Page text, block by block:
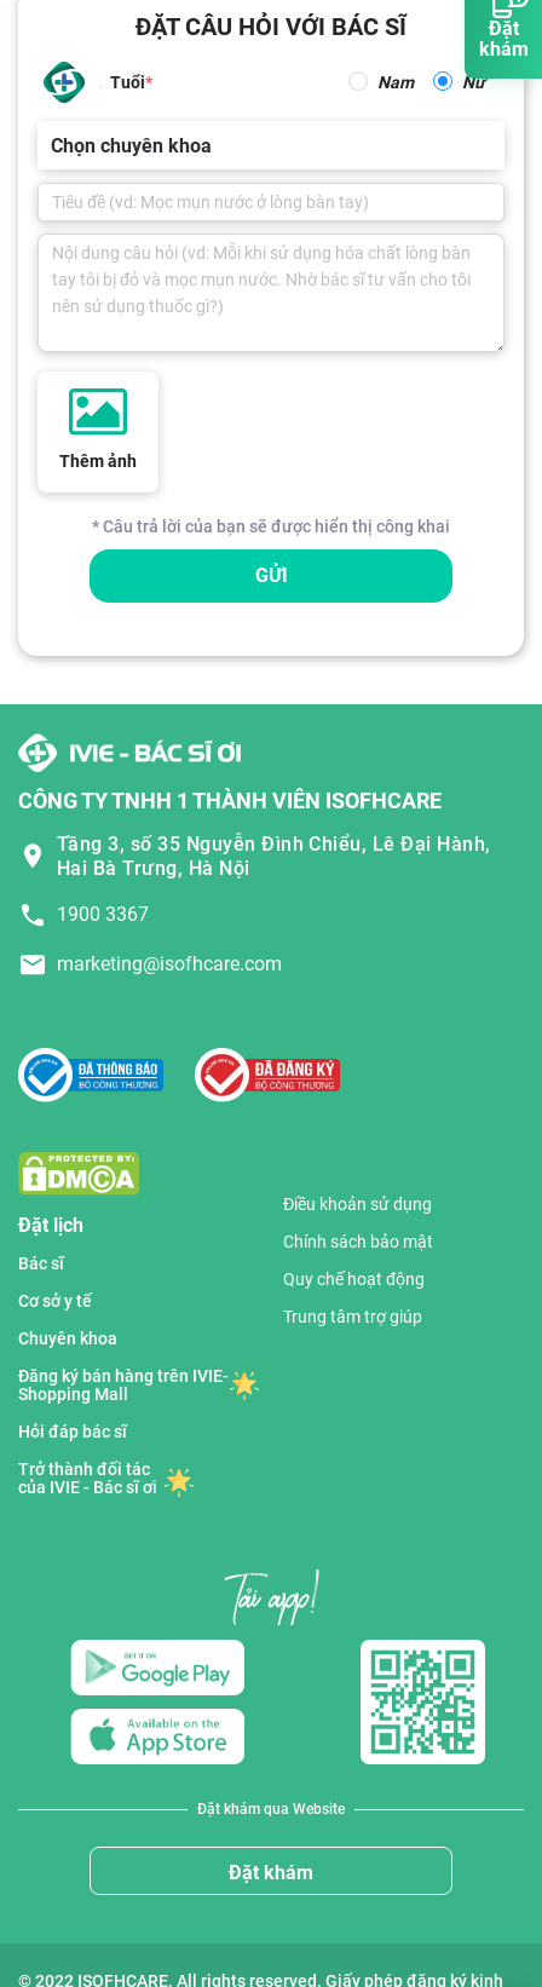
Đặt
khám
ĐẶT CÂU HỎI VỚI BÁC SĨ
Tuổi Nam Nữ
Chọn chuyên khoa
Thêm ảnh
* Câu trả lời của bạn sẽ được hiển thị công khai
GỬI
CÔNG TY TNHH 1 THÀNH VIÊN ISOFHCARE
Tầng 3, số 35 Nguyễn Đình Chiểu, Lê Đại Hành,
Hai Bà Trưng, Hà Nội
1900 3367
marketing@isofhcare.com
Đặt lịch
Bác sĩ
Cơ sở y tế
Chuyên khoa
Đăng ký bán hàng trên IVIE-
Shopping Mall
Hỏi đáp bác sĩ
Trở thành đối tác
của IVIE - Bác sĩ ơi
Điều khoản sử dụng
Chính sách bảo mật
Quy chế hoạt động
Trung tâm trợ giúp
Đặt khám qua Website
Đặt khám
© 2022 ISOFHCARE. All rights reserved. Giấy phép đăng ký kinh